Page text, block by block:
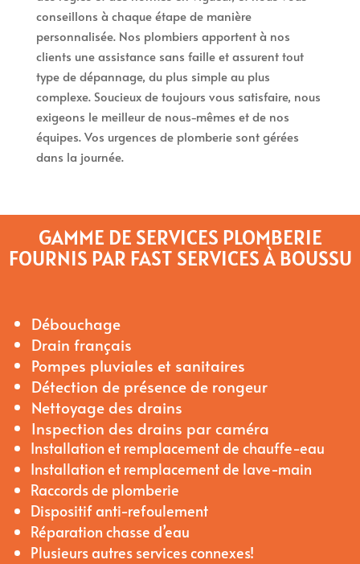
conseillons à chaque étape de manière
personnalisée. Nos plombiers apportent à nos
clients une assistance sans faille et assurent tout
type de dépannage, du plus simple au plus
complexe. Soucieux de toujours vous satisfaire, nous
exigeons le meilleur de nous-mêmes et de nos
équipes. Vos urgences de plomberie sont gérées
dans la journée.
GAMME DE SERVICES PLOMBERIE
FOURNIS PAR FAST SERVICES À BOUSSU
Débouchage
Drain français
Pompes pluviales et sanitaires
Détection de présence de rongeur
Nettoyage des drains
Inspection des drains par caméra
Installation et remplacement de chauffe-eau
Installation et remplacement de lave-main
Raccords de plomberie
Dispositif anti-refoulement
Réparation chasse d’eau
Plusieurs autres services connexes!